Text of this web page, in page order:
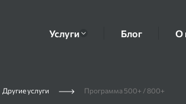
Услуги Блог О
Другие услуги Программа 500+ / 800+